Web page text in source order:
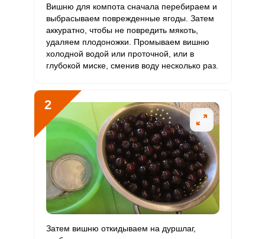
Витамин
D
10 мкг
Витамин
E
Биотин
Витамин
10.5 мкг 120 мкг 0.5 4.4
Витамин
РР
2.5 мг 20 мг 0.7 6.3
Калий 1286 мг 2500 мг 3 25.7
Вишню для компота сначала перебираем и
выбрасываем поврежденные ягоды. Затем
аккуратно, чтобы не повредить мякоть,
удаляем плодоножки. Промываем вишню
холодной водой или проточной, или в
глубокой миске, сменив воду несколько раз.
2
Затем вишню откидываем на дуршлаг,